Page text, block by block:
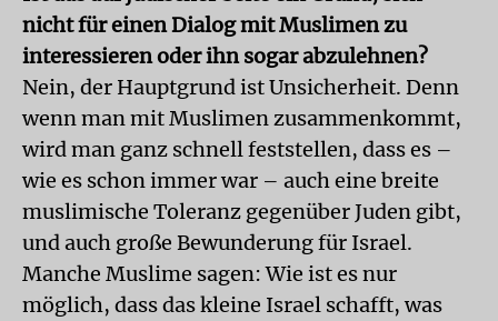
nicht für einen Dialog mit Muslimen zu
interessieren oder ihn sogar abzulehnen?
Nein, der Hauptgrund ist Unsicherheit. Denn
wenn man mit Muslimen zusammenkommt,
wird man ganz schnell feststellen, dass es –
wie es schon immer war – auch eine breite
muslimische Toleranz gegenüber Juden gibt,
und auch große Bewunderung für Israel.
Manche Muslime sagen: Wie ist es nur
möglich, dass das kleine Israel schafft, was